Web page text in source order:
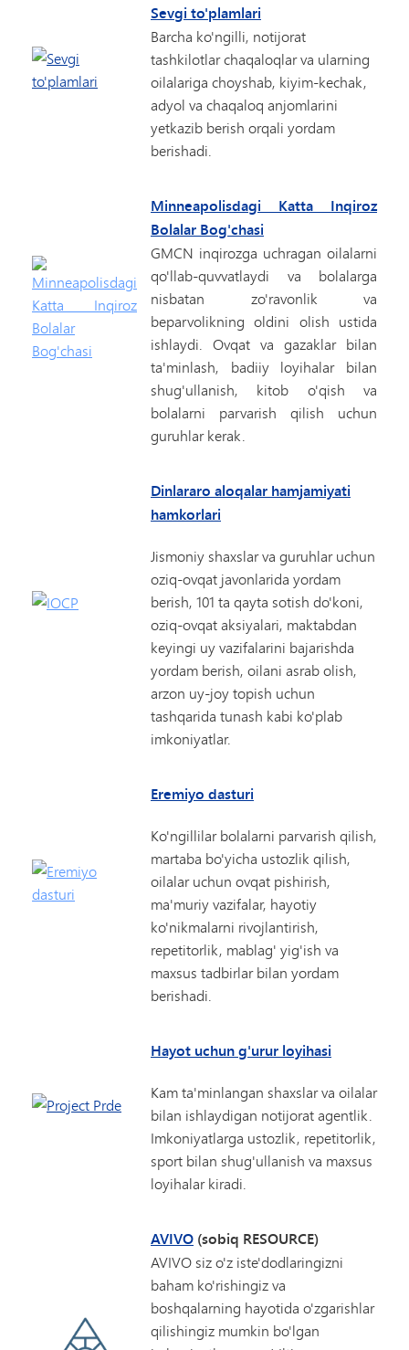
Sevgi to'plamlari
Barcha ko'ngilli, notijorat
tashkilotlar chaqaloqlar va ularning
oilalariga choyshab, kiyim-kechak,
adyol va chaqaloq anjomlarini
yetkazib berish orqali yordam
berishadi.
Minneapolisdagi Katta Inqiroz
Bolalar Bog'chasi
GMCN inqirozga uchragan oilalarni
qo'llab-quvvatlaydi va bolalarga
nisbatan zo'ravonlik va
beparvolikning oldini olish ustida
ishlaydi. Ovqat va gazaklar bilan
ta'minlash, badiiy loyihalar bilan
shug'ullanish, kitob o'qish va
bolalarni parvarish qilish uchun
guruhlar kerak.
Dinlararo aloqalar hamjamiyati
hamkorlari
Jismoniy shaxslar va guruhlar uchun
oziq-ovqat javonlarida yordam
berish, 101 ta qayta sotish do'koni,
oziq-ovqat aksiyalari, maktabdan
keyingi uy vazifalarini bajarishda
yordam berish, oilani asrab olish,
arzon uy-joy topish uchun
tashqarida tunash kabi ko'plab
imkoniyatlar.
Eremiyo dasturi
Ko'ngillilar bolalarni parvarish qilish,
martaba bo'yicha ustozlik qilish,
oilalar uchun ovqat pishirish,
ma'muriy vazifalar, hayotiy
ko'nikmalarni rivojlantirish,
repetitorlik, mablag' yig'ish va
maxsus tadbirlar bilan yordam
berishadi.
Hayot uchun g'urur loyihasi
Kam ta'minlangan shaxslar va oilalar
bilan ishlaydigan notijorat agentlik.
Imkoniyatlarga ustozlik, repetitorlik,
sport bilan shug'ullanish va maxsus
loyihalar kiradi.
AVIVO (sobiq RESOURCE)
AVIVO siz o'z iste'dodlaringizni
baham ko'rishingiz va
boshqalarning hayotida o'zgarishlar
qilishingiz mumkin bo'lgan